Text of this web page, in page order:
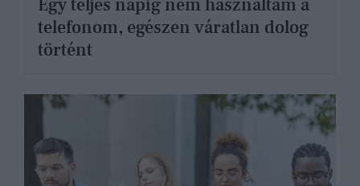
Egy teljes napig nem használtam a
telefonom, egészen váratlan dolog
történt